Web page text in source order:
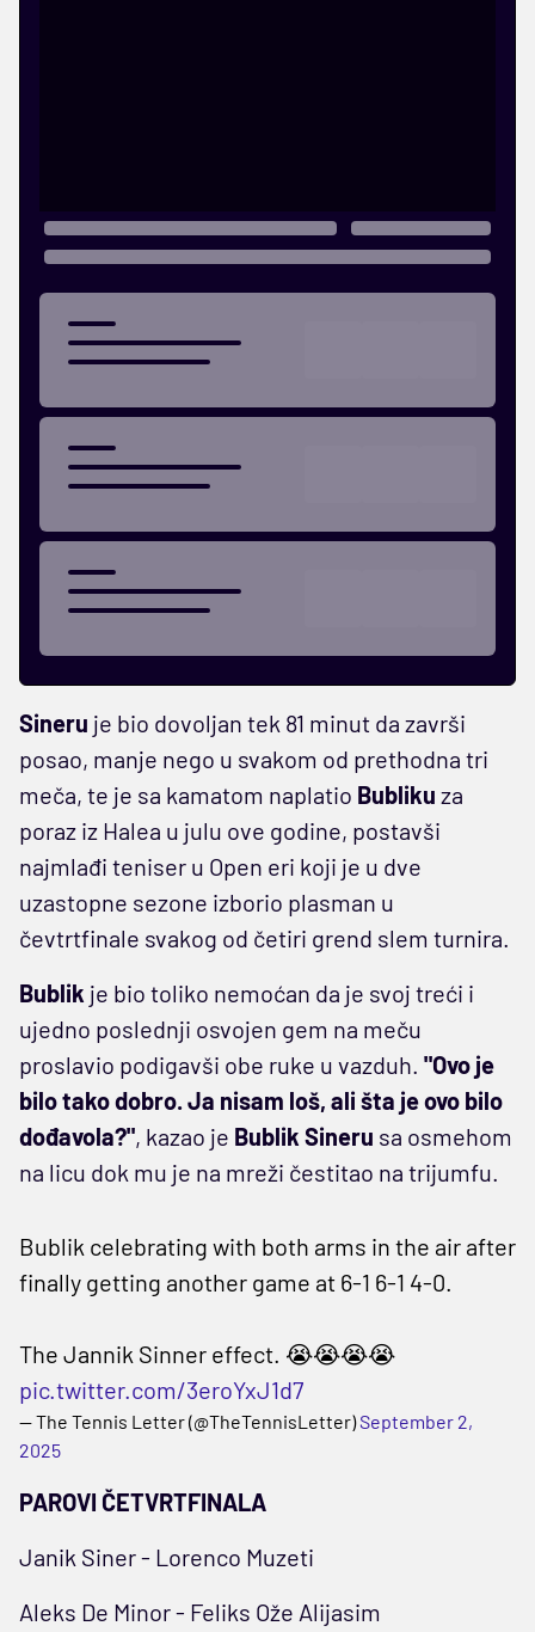
Sineru je bio dovoljan tek 81 minut da završi
posao, manje nego u svakom od prethodna tri
meča, te je sa kamatom naplatio Bubliku za
poraz iz Halea u julu ove godine, postavši
najmlađi teniser u Open eri koji je u dve
uzastopne sezone izborio plasman u
čevtrtfinale svakog od četiri grend slem turnira.
Bublik je bio toliko nemoćan da je svoj treći i
ujedno poslednji osvojen gem na meču
proslavio podigavši obe ruke u vazduh. "Ovo je
bilo tako dobro. Ja nisam loš, ali šta je ovo bilo
dođavola?", kazao je Bublik Sineru sa osmehom
na licu dok mu je na mreži čestitao na trijumfu.
Bublik celebrating with both arms in the air after
finally getting another game at 6-1 6-1 4-0.
The Jannik Sinner effect. 😭😭😭😭
pic.twitter.com/3eroYxJ1d7
— The Tennis Letter (@TheTennisLetter)September 2,
2025
PAROVI ČETVRTFINALA
Janik Siner - Lorenco Muzeti
Aleks De Minor - Feliks Ože Alijasim